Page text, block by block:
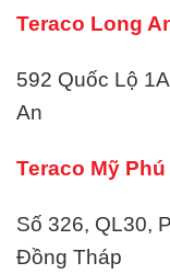
Teraco Long
592 Quốc Lộ
An
Teraco Mỹ
Số 326, QL30,
Đồng Tháp